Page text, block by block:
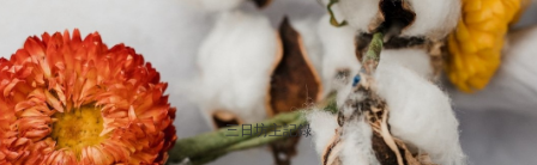
三日坊主記録